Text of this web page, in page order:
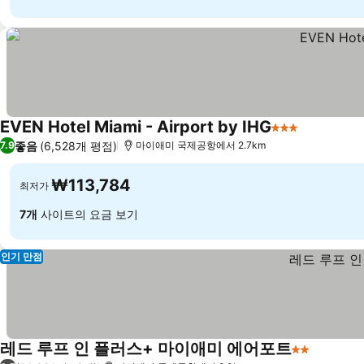
EVEN Hotel Miami - Airport by IHG3 성급
7.9좋음 (6,528개 평점) 마이애미 국제공항에서 2.7km
최저가 ₩113,784
7개 사이트의 요금 보기
인기 만점
레드 루프 인 플러스+ 마이애미 에어포트2 성급